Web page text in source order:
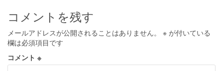
ビ
ゲ
ー
シ
コメントを残す
メールアドレスが公開されることはありません。 ※ が付いている
欄は必須項目です
コメント ※